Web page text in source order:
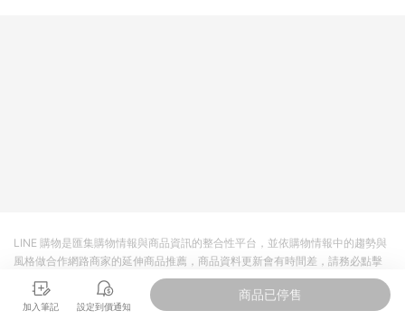
加入筆記 設定到價通知
商品已停售
LINE 購物是匯集購物情報與商品資訊的整合性平台，並依購物情報中的趨勢與
風格做合作網路商家的延伸商品推薦，商品資料更新會有時間差，請務必點擊
商品至各合作網路商家，確認現售價與購物條件，一切資訊以合作廠商網頁為
準。